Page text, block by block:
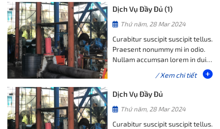
rutrum.
Dịch Vụ Đầy Đủ (1)
Thứ năm, 28 Mar 2024
Curabitur suscipit suscipit tellus.
Praesent nonummy mi in odio.
Nullam accumsan lorem in dui.
Quisque id mi. Suspendisse non
nisl sit amet velit hendrerit
rutrum.
/ Xem chi tiết
Dịch Vụ Đầy Đủ
Thứ năm, 28 Mar 2024
Curabitur suscipit suscipit tellus.